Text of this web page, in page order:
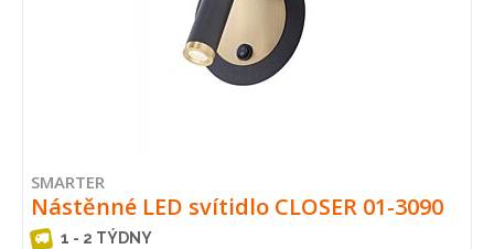
SMARTER
Nástěnné LED svítidlo CLOSER 01-3090
1 - 2 TÝDNY